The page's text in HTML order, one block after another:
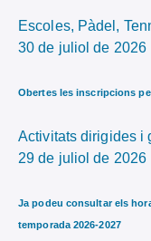
Escoles, Pàdel,
30 de juliol de 2026
Obertes les inscripcions
Activitats dirigides i
29 de juliol de 2026
Ja podeu consultar els
temporada 2026-2027